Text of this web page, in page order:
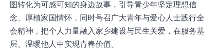
图转化为可感可知的身边故事，引导青少年坚定理想信
念、厚植家国情怀，同时号召广大青年与爱心人士践行全
会精神，把个人力量融入家乡建设与民生关爱，在服务基
层、温暖他人中实现青春价值。